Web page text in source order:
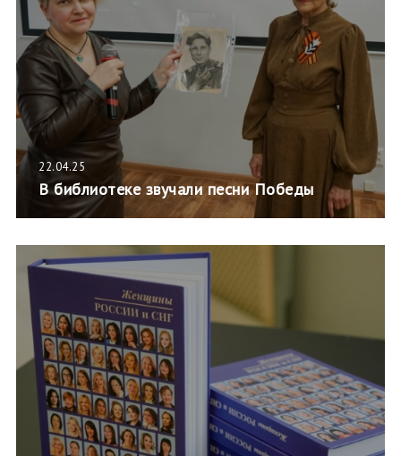
22.04.25
В библиотеке звучали песни Победы